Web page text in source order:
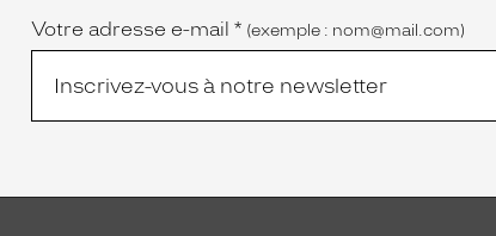
Votre adresse e-mail * (exemple : nom@mail.com)